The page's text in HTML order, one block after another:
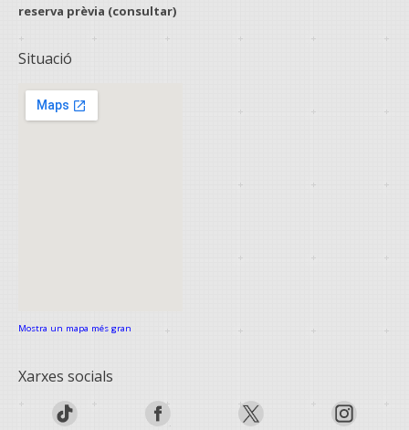
reserva prèvia (consultar)
Situació
Mostra un mapa més gran
Xarxes socials